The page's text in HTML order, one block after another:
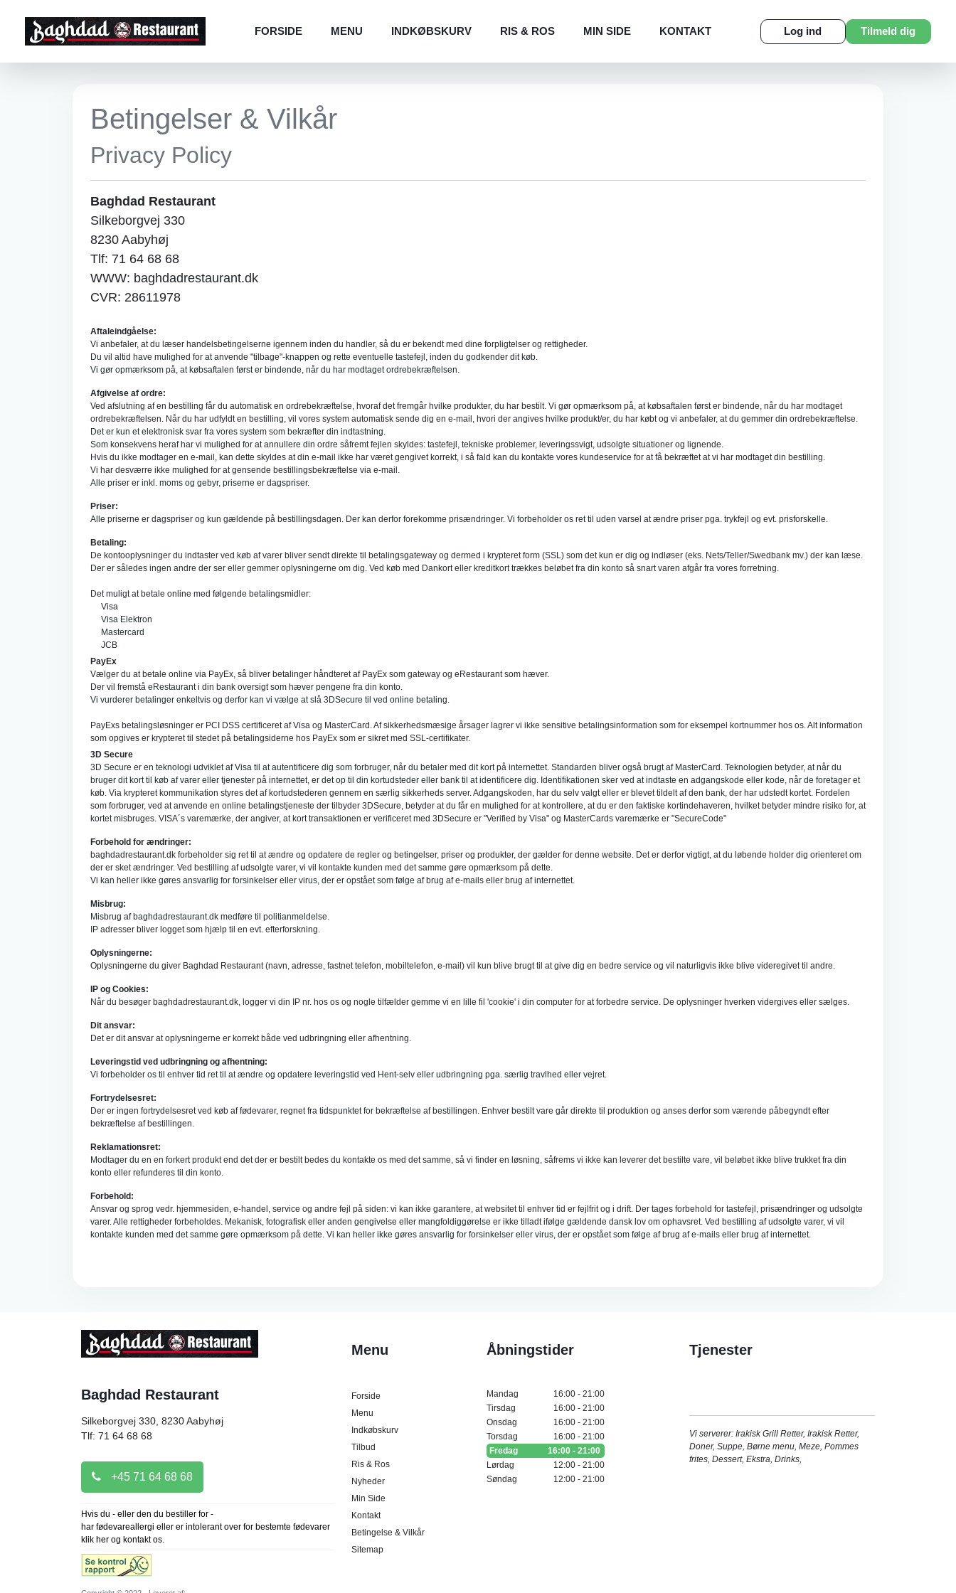
FORSIDE MENU INDKØBSKURV RIS & ROS MIN SIDE KONTAKT Log ind Tilmeld dig
Betingelser & Vilkår
Privacy Policy
Baghdad Restaurant
Silkeborgvej 330
8230 Aabyhøj
Tlf: 71 64 68 68
WWW: baghdadrestaurant.dk
CVR: 28611978
Aftaleindgåelse:
Vi anbefaler, at du læser handelsbetingelserne igennem inden du handler, så du er bekendt med dine forpligtelser og rettigheder.
Du vil altid have mulighed for at anvende "tilbage"-knappen og rette eventuelle tastefejl, inden du godkender dit køb.
Vi gør opmærksom på, at købsaftalen først er bindende, når du har modtaget ordrebekræftelsen.
Afgivelse af ordre:
Ved afslutning af en bestilling får du automatisk en ordrebekræftelse, hvoraf det fremgår hvilke produkter, du har bestilt. Vi gør opmærksom på, at købsaftalen først er bindende, når du har modtaget
ordrebekræftelsen. Når du har udfyldt en bestilling, vil vores system automatisk sende dig en e-mail, hvori der angives hvilke produkt/er, du har købt og vi anbefaler, at du gemmer din ordrebekræftelse.
Det er kun et elektronisk svar fra vores system som bekræfter din indtastning.
Som konsekvens heraf har vi mulighed for at annullere din ordre såfremt fejlen skyldes: tastefejl, tekniske problemer, leveringssvigt, udsolgte situationer og lignende.
Hvis du ikke modtager en e-mail, kan dette skyldes at din e-mail ikke har været gengivet korrekt, i så fald kan du kontakte vores kundeservice for at få bekræftet at vi har modtaget din bestilling.
Vi har desværre ikke mulighed for at gensende bestillingsbekræftelse via e-mail.
Alle priser er inkl. moms og gebyr, priserne er dagspriser.
Priser:
Alle priserne er dagspriser og kun gældende på bestillingsdagen. Der kan derfor forekomme prisændringer. Vi forbeholder os ret til uden varsel at ændre priser pga. trykfejl og evt. prisforskelle.
Betaling:
De kontooplysninger du indtaster ved køb af varer bliver sendt direkte til betalingsgateway og dermed i krypteret form (SSL) som det kun er dig og indløser (eks. Nets/Teller/Swedbank mv.) der kan læse.
Der er således ingen andre der ser eller gemmer oplysningerne om dig. Ved køb med Dankort eller kreditkort trækkes beløbet fra din konto så snart varen afgår fra vores forretning.
Det muligt at betale online med følgende betalingsmidler:
Visa
Visa Elektron
Mastercard
JCB
PayEx
Vælger du at betale online via PayEx, så bliver betalinger håndteret af PayEx som gateway og eRestaurant som hæver.
Der vil fremstå eRestaurant i din bank oversigt som hæver pengene fra din konto.
Vi vurderer betalinger enkeltvis og derfor kan vi vælge at slå 3DSecure til ved online betaling.
PayExs betalingsløsninger er PCI DSS certificeret af Visa og MasterCard. Af sikkerhedsmæsige årsager lagrer vi ikke sensitive betalingsinformation som for eksempel kortnummer hos os. Alt information
som opgives er krypteret til stedet på betalingsiderne hos PayEx som er sikret med SSL-certifikater.
3D Secure
3D Secure er en teknologi udviklet af Visa til at autentificere dig som forbruger, når du betaler med dit kort på internettet. Standarden bliver også brugt af MasterCard. Teknologien betyder, at når du
bruger dit kort til køb af varer eller tjenester på internettet, er det op til din kortudsteder eller bank til at identificere dig. Identifikationen sker ved at indtaste en adgangskode eller kode, når de foretager et
køb. Via krypteret kommunikation styres det af kortudstederen gennem en særlig sikkerheds server. Adgangskoden, har du selv valgt eller er blevet tildelt af den bank, der har udstedt kortet. Fordelen
som forbruger, ved at anvende en online betalingstjeneste der tilbyder 3DSecure, betyder at du får en mulighed for at kontrollere, at du er den faktiske kortindehaveren, hvilket betyder mindre risiko for, at
kortet misbruges. VISA´s varemærke, der angiver, at kort transaktionen er verificeret med 3DSecure er "Verified by Visa" og MasterCards varemærke er "SecureCode"
Forbehold for ændringer:
baghdadrestaurant.dk forbeholder sig ret til at ændre og opdatere de regler og betingelser, priser og produkter, der gælder for denne website. Det er derfor vigtigt, at du løbende holder dig orienteret om
der er sket ændringer. Ved bestilling af udsolgte varer, vi vil kontakte kunden med det samme gøre opmærksom på dette.
Vi kan heller ikke gøres ansvarlig for forsinkelser eller virus, der er opstået som følge af brug af e-mails eller brug af internettet.
Misbrug:
Misbrug af baghdadrestaurant.dk medføre til politianmeldelse.
IP adresser bliver logget som hjælp til en evt. efterforskning.
Oplysningerne:
Oplysningerne du giver Baghdad Restaurant (navn, adresse, fastnet telefon, mobiltelefon, e-mail) vil kun blive brugt til at give dig en bedre service og vil naturligvis ikke blive videregivet til andre.
IP og Cookies:
Når du besøger baghdadrestaurant.dk, logger vi din IP nr. hos os og nogle tilfælder gemme vi en lille fil 'cookie' i din computer for at forbedre service. De oplysninger hverken vidergives eller sælges.
Dit ansvar:
Det er dit ansvar at oplysningerne er korrekt både ved udbringning eller afhentning.
Leveringstid ved udbringning og afhentning:
Vi forbeholder os til enhver tid ret til at ændre og opdatere leveringstid ved Hent-selv eller udbringning pga. særlig travlhed eller vejret.
Fortrydelsesret:
Der er ingen fortrydelsesret ved køb af fødevarer, regnet fra tidspunktet for bekræftelse af bestillingen. Enhver bestilt vare går direkte til produktion og anses derfor som værende påbegyndt efter
bekræftelse af bestillingen.
Reklamationsret:
Modtager du en en forkert produkt end det der er bestilt bedes du kontakte os med det samme, så vi finder en løsning, såfrems vi ikke kan leverer det bestilte vare, vil beløbet ikke blive trukket fra din
konto eller refunderes til din konto.
Forbehold:
Ansvar og sprog vedr. hjemmesiden, e-handel, service og andre fejl på siden: vi kan ikke garantere, at websitet til enhver tid er fejlfrit og i drift. Der tages forbehold for tastefejl, prisændringer og udsolgte
varer. Alle rettigheder forbeholdes. Mekanisk, fotografisk eller anden gengivelse eller mangfoldiggørelse er ikke tilladt ifølge gældende dansk lov om ophavsret. Ved bestilling af udsolgte varer, vi vil
kontakte kunden med det samme gøre opmærksom på dette. Vi kan heller ikke gøres ansvarlig for forsinkelser eller virus, der er opstået som følge af brug af e-mails eller brug af internettet.
Baghdad Restaurant
Silkeborgvej 330, 8230Aabyhøj
Tlf: 71 64 68 68
+45 71 64 68 68
Hvis du - eller den du bestiller for -
har fødevareallergi eller er intolerant over for bestemte fødevarer
klik her og kontakt os.
Menu
Forside
Menu
Indkøbskurv
Tilbud
Ris & Ros
Nyheder
Min Side
Kontakt
Betingelse & Vilkår
Sitemap
Åbningstider
Mandag
16:00 - 21:00
Tirsdag
16:00 - 21:00
Onsdag
16:00 - 21:00
Torsdag
16:00 - 21:00
Fredag
16:00 - 21:00
Lørdag
12:00 - 21:00
Søndag
12:00 - 21:00
Tjenester
Vi serverer: Irakisk Grill Retter, Irakisk Retter,
Doner, Suppe, Børne menu, Meze, Pommes
frites, Dessert, Ekstra, Drinks,